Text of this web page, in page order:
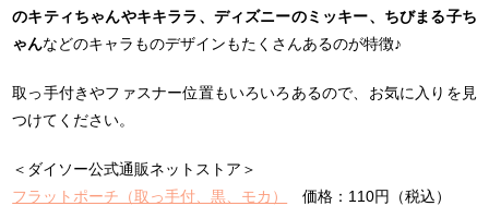
のキティちゃんやキキララ、ディズニーのミッキー、ちびまる子ち
ゃんなどのキャラものデザインもたくさんあるのが特徴♪
取っ手付きやファスナー位置もいろいろあるので、お気に入りを見
つけてください。
＜ダイソー公式通販ネットストア＞
フラットポーチ（取っ手付、黒、モカ）
価格：110円（税込）